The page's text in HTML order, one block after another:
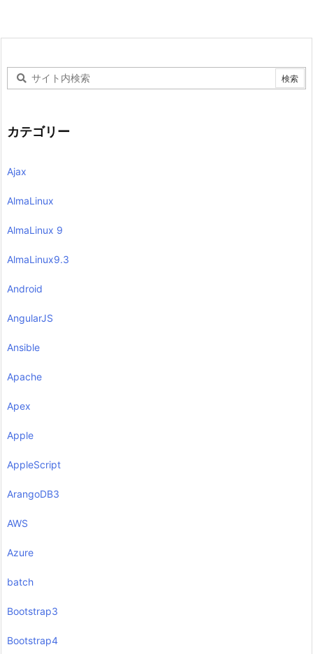
カテゴリー
Ajax
AlmaLinux
AlmaLinux 9
AlmaLinux9.3
Android
AngularJS
Ansible
Apache
Apex
Apple
AppleScript
ArangoDB3
AWS
Azure
batch
Bootstrap3
Bootstrap4